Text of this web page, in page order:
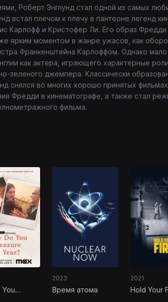
Роберт Энглунд стал одной из самых
встал плечом к плечу в пантеоне легенд
Карлофф и Кристофер Ли. Его образ
ярким моментом в жанре ужасов, как
Франкенштейна Карлоффом. Однако мало
как актера, играющего характерные
зеленого джемпера. Классически
снялся во многих хорошо принятых
Фредди в кинематографе, а также стал
фильма.
You
2023
Время атома
2021
Hold Your